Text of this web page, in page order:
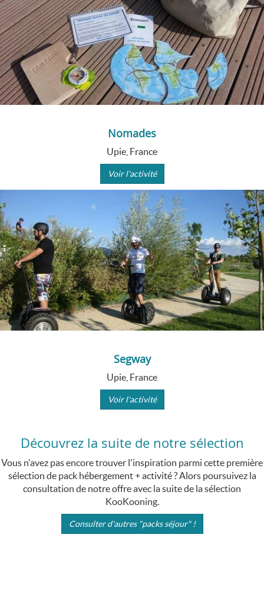
Nomades
Upie, France
Voir l'activité
Segway
Upie, France
Voir l'activité
Découvrez la suite de notre sélection
Vous n'avez pas encore trouver l'inspiration parmi cette première
sélection de pack hébergement + activité ? Alors poursuivez la
consultation de notre offre avec la suite de la sélection
KooKooning.
Consulter d'autres "packs séjour" !